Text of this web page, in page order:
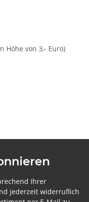
Höhe von 3,- Euro)
Ihrer
jederzeit widerruflich